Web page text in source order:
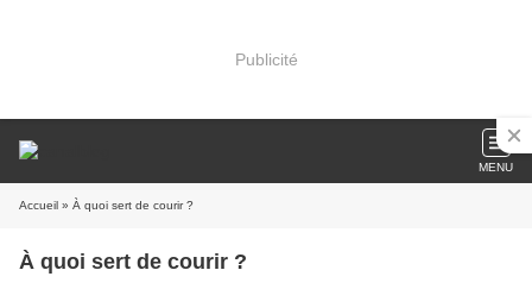
Publicité
MENU
Accueil » À quoi sert de courir ?
À quoi sert de courir ?